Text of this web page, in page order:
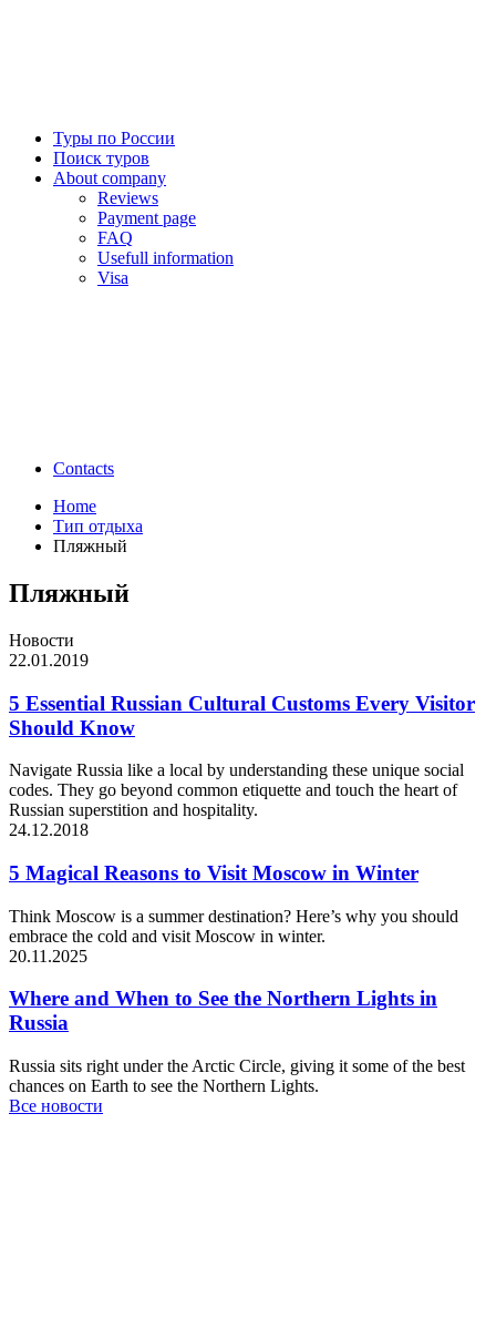
Туры по России
Поиск туров
About company
Reviews
Payment page
FAQ
Usefull information
Visa
Contacts
Home
Тип отдыха
Пляжный
Пляжный
Новости
22.01.2019
5 Essential Russian Cultural Customs Every Visitor
Should Know
Navigate Russia like a local by understanding these unique social
codes. They go beyond common etiquette and touch the heart of
Russian superstition and hospitality.
24.12.2018
5 Magical Reasons to Visit Moscow in Winter
Think Moscow is a summer destination? Here’s why you should
embrace the cold and visit Moscow in winter.
20.11.2025
Where and When to See the Northern Lights in
Russia
Russia sits right under the Arctic Circle, giving it some of the best
chances on Earth to see the Northern Lights.
Все новости